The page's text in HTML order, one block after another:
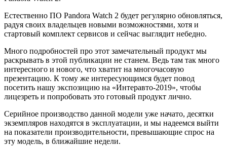
Естественно ПО Pandora Watch 2 будет регулярно обновляться,
радуя своих владельцев новыми возможностями, хотя и
стартовый комплект сервисов и сейчас выглядит небедно.
Много подробностей про этот замечательный продукт мы
раскрывать в этой публикации не станем. Ведь там так много
интересного и нового, что хватит на многочасовую
презентацию. К тому же интересующимся будет повод
посетить нашу экспозицию на «Интеравто-2019», чтобы
лицезреть и попробовать это готовый продукт лично.
Серийное производство данной модели уже начато, десятки
экземпляров находятся в эксплуатации, и мы надеемся выйти
на показатели производительности, превышающие спрос на
эту модель, в ближайшие недели.